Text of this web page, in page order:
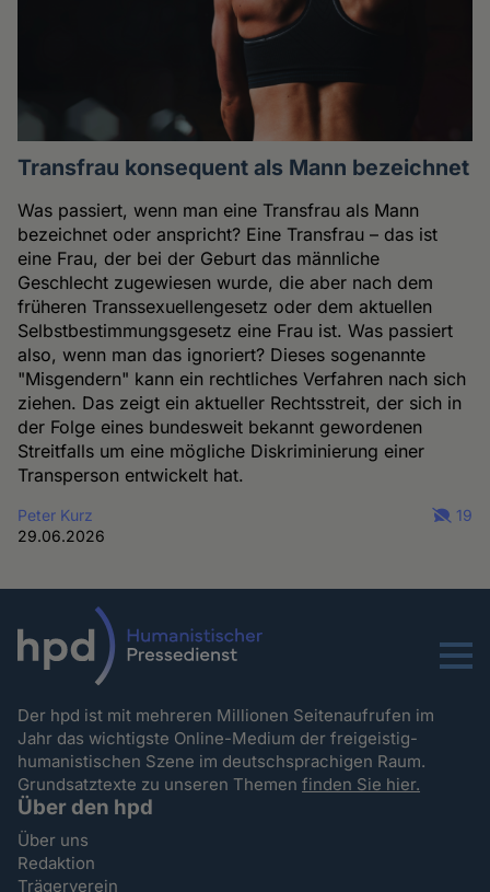
Transfrau konsequent als Mann bezeichnet
Was passiert, wenn man eine Transfrau als Mann
bezeichnet oder anspricht? Eine Transfrau – das ist
eine Frau, der bei der Geburt das männliche
Geschlecht zugewiesen wurde, die aber nach dem
früheren Transsexuellengesetz oder dem aktuellen
Selbstbestimmungsgesetz eine Frau ist. Was passiert
also, wenn man das ignoriert? Dieses sogenannte
"Misgendern" kann ein rechtliches Verfahren nach sich
ziehen. Das zeigt ein aktueller Rechtsstreit, der sich in
der Folge eines bundesweit bekannt gewordenen
Streitfalls um eine mögliche Diskriminierung einer
Transperson entwickelt hat.
Peter Kurz
29.06.2026
19
Menu
Der hpd ist mit mehreren Millionen Seitenaufrufen im
Jahr das wichtigste Online-Medium der freigeistig-
humanistischen Szene im deutschsprachigen Raum.
Grundsatztexte zu unseren Themenfinden Sie hier.
Über den hpd
Über uns
Redaktion
Trägerverein